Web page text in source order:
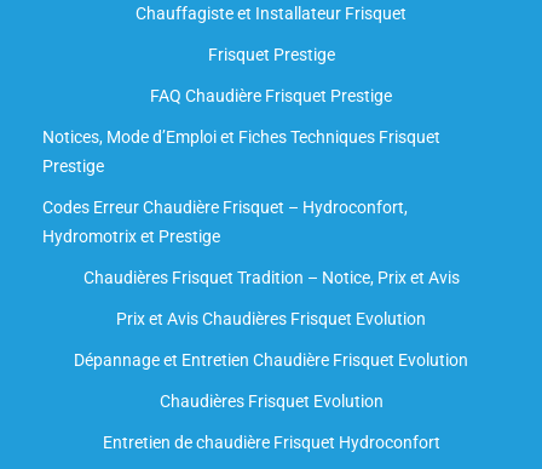
Chauffagiste et Installateur Frisquet
Frisquet Prestige
FAQ Chaudière Frisquet Prestige
Notices, Mode d’Emploi et Fiches Techniques Frisquet
Prestige
Codes Erreur Chaudière Frisquet – Hydroconfort,
Hydromotrix et Prestige
Chaudières Frisquet Tradition – Notice, Prix et Avis
Prix et Avis Chaudières Frisquet Evolution
Dépannage et Entretien Chaudière Frisquet Evolution​
Chaudières Frisquet Evolution
Entretien de chaudière Frisquet Hydroconfort